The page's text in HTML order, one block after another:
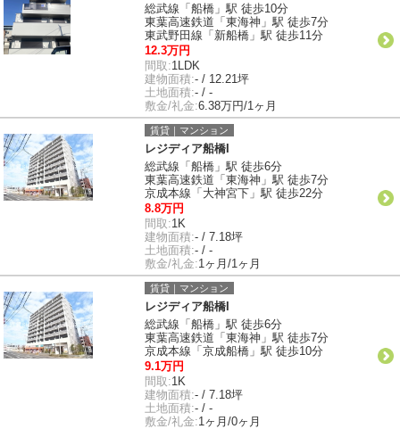
総武線「船橋」駅 徒歩10分
東葉高速鉄道「東海神」駅 徒歩7分
東武野田線「新船橋」駅 徒歩11分
12.3万円
間取:1LDK
建物面積:- / 12.21坪
土地面積:- / -
敷金/礼金:6.38万円/1ヶ月
賃貸｜マンション
レジディア船橋I
総武線「船橋」駅 徒歩6分
東葉高速鉄道「東海神」駅 徒歩7分
京成本線「大神宮下」駅 徒歩22分
8.8万円
間取:1K
建物面積:- / 7.18坪
土地面積:- / -
敷金/礼金:1ヶ月/1ヶ月
賃貸｜マンション
レジディア船橋I
総武線「船橋」駅 徒歩6分
東葉高速鉄道「東海神」駅 徒歩7分
京成本線「京成船橋」駅 徒歩10分
9.1万円
間取:1K
建物面積:- / 7.18坪
土地面積:- / -
敷金/礼金:1ヶ月/0ヶ月